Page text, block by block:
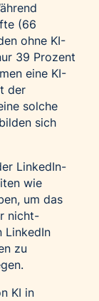
(66
ohne KI-
39 Prozent
eine KI-
der
solche
sich
LinkedIn-
wie
um das
nicht-
LinkedIn
zu
KI in